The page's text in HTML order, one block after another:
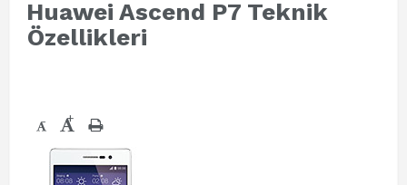
Huawei Ascend P7 Teknik
Özellikleri
- +